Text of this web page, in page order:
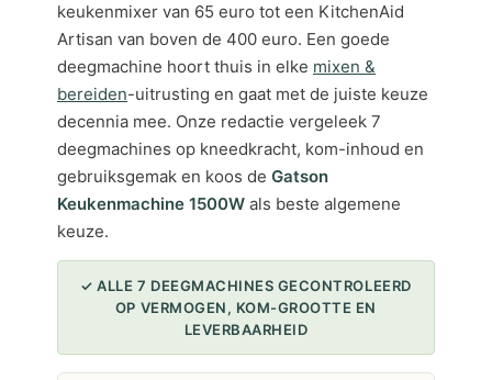
keukenmixer van 65 euro tot een KitchenAid
Artisan van boven de 400 euro. Een goede
deegmachine hoort thuis in elke mixen &
bereiden-uitrusting en gaat met de juiste keuze
decennia mee. Onze redactie vergeleek 7
deegmachines op kneedkracht, kom-inhoud en
gebruiksgemak en koos de Gatson
Keukenmachine 1500W als beste algemene
keuze.
✓ ALLE 7 DEEGMACHINES GECONTROLEERD
OP VERMOGEN, KOM-GROOTTE EN
LEVERBAARHEID